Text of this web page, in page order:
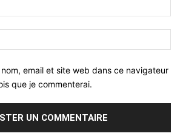
email et site web dans ce navigateur
que je commenterai.